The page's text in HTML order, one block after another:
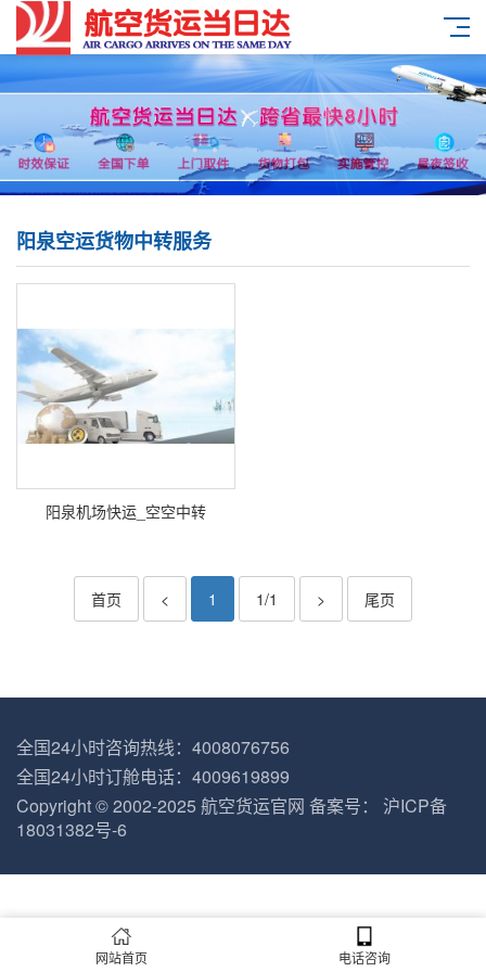
阳泉空运货物中转服务
阳泉机场快运_空空中转
首页 < 1 1/1 > 尾页
全国24小时咨询热线：4008076756
全国24小时订舱电话：4009619899
Copyright © 2002-2025 航空货运官网 备案号： 沪ICP备
18031382号-6
网站首页 电话咨询